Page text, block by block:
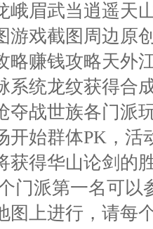
眉武当逍遥天
游戏截图周边原
略赚钱攻略天外
系统龙纹获得合
夺战世族各门派
开始群体PK，活
获得华山论剑的
门派第一名可以
图上进行，请每